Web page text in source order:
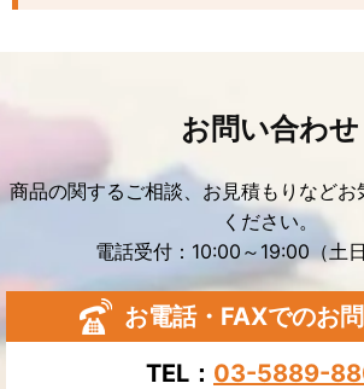
お問い合わせ
商品の関するご相談、お見積もりなど
ください。
電話受付：10:00～19:00（土日
お電話・FAXでのお
TEL： 03-5889-